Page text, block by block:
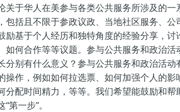
关于华人在美参与各类公共服务所涉及的一
包括且不限于参政议政、当地社区服务、公
励基于个人经历和独特角度的经验分享，讨
如何合作等等议题。参与公共服务和政治活
分别有什么意义？参与公共服务和政治活动
操作，例如如何拉选票、如何加强个人的影
分配时间精力，等等。我们希望能鼓励和帮
第一步”。